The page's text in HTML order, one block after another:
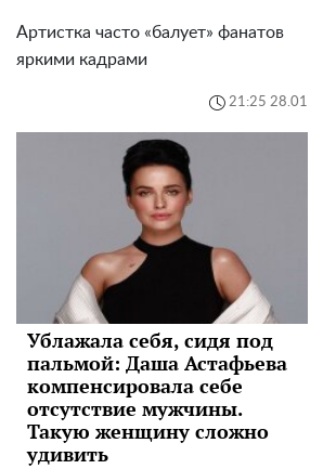
Артистка часто «балует» фанатов
яркими кадрами
21:25 28.01
Ублажала себя, сидя под
пальмой: Даша Астафьева
компенсировала себе
отсутствие мужчины.
Такую женщину сложно
удивить